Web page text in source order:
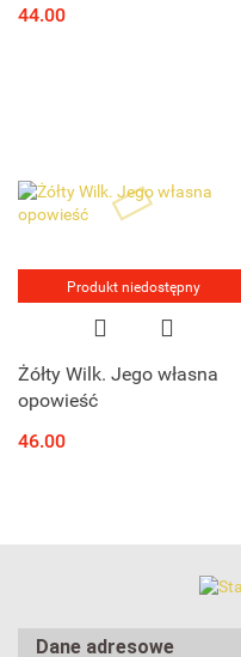
Gilbertowi L. Wilsonowi
44.00
Produkt niedostępny
Żółty Wilk. Jego własna
opowieść
46.00
Dane adresowe